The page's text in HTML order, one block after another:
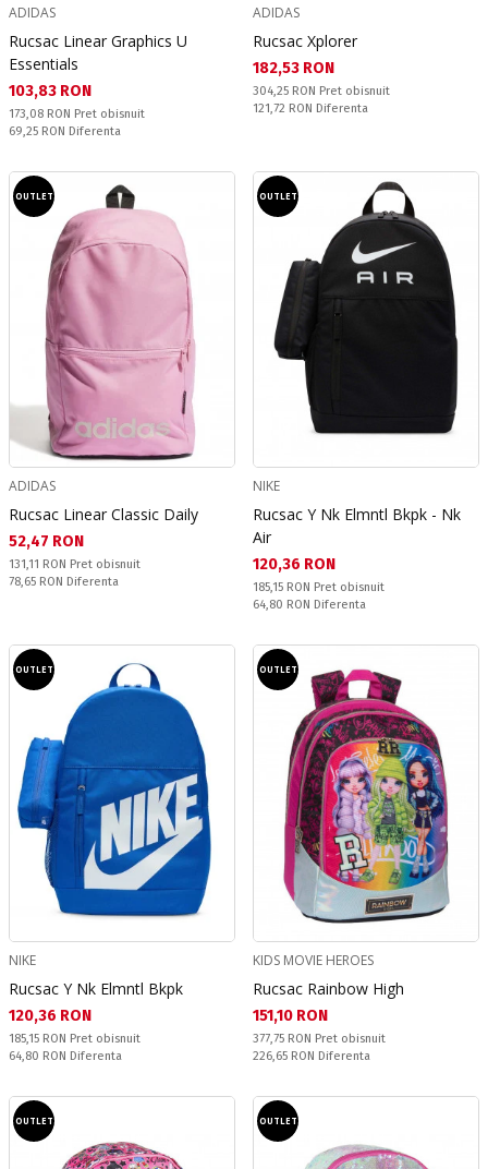
ADIDAS
Rucsac Linear Graphics U
Essentials
Текуща цена:
103,83 RON
Pret obisnuit:
173,08 RON Pret obisnuit
Спестявате:
69,25 RON Diferenta
ADIDAS
Rucsac Xplorer
Текуща цена:
182,53 RON
Pret obisnuit:
304,25 RON Pret obisnuit
Спестявате:
121,72 RON Diferenta
OUTLET
ADIDAS
Rucsac Linear Classic Daily
Текуща цена:
52,47 RON
Pret obisnuit:
131,11 RON Pret obisnuit
Спестявате:
78,65 RON Diferenta
OUTLET
NIKE
Rucsac Y Nk Elmntl Bkpk - Nk
Air
Текуща цена:
120,36 RON
Pret obisnuit:
185,15 RON Pret obisnuit
Спестявате:
64,80 RON Diferenta
OUTLET
NIKE
Rucsac Y Nk Elmntl Bkpk
Текуща цена:
120,36 RON
Pret obisnuit:
185,15 RON Pret obisnuit
Спестявате:
64,80 RON Diferenta
OUTLET
KIDS MOVIE HEROES
Rucsac Rainbow High
Текуща цена:
151,10 RON
Pret obisnuit:
377,75 RON Pret obisnuit
Спестявате:
226,65 RON Diferenta
OUTLET OUTLET